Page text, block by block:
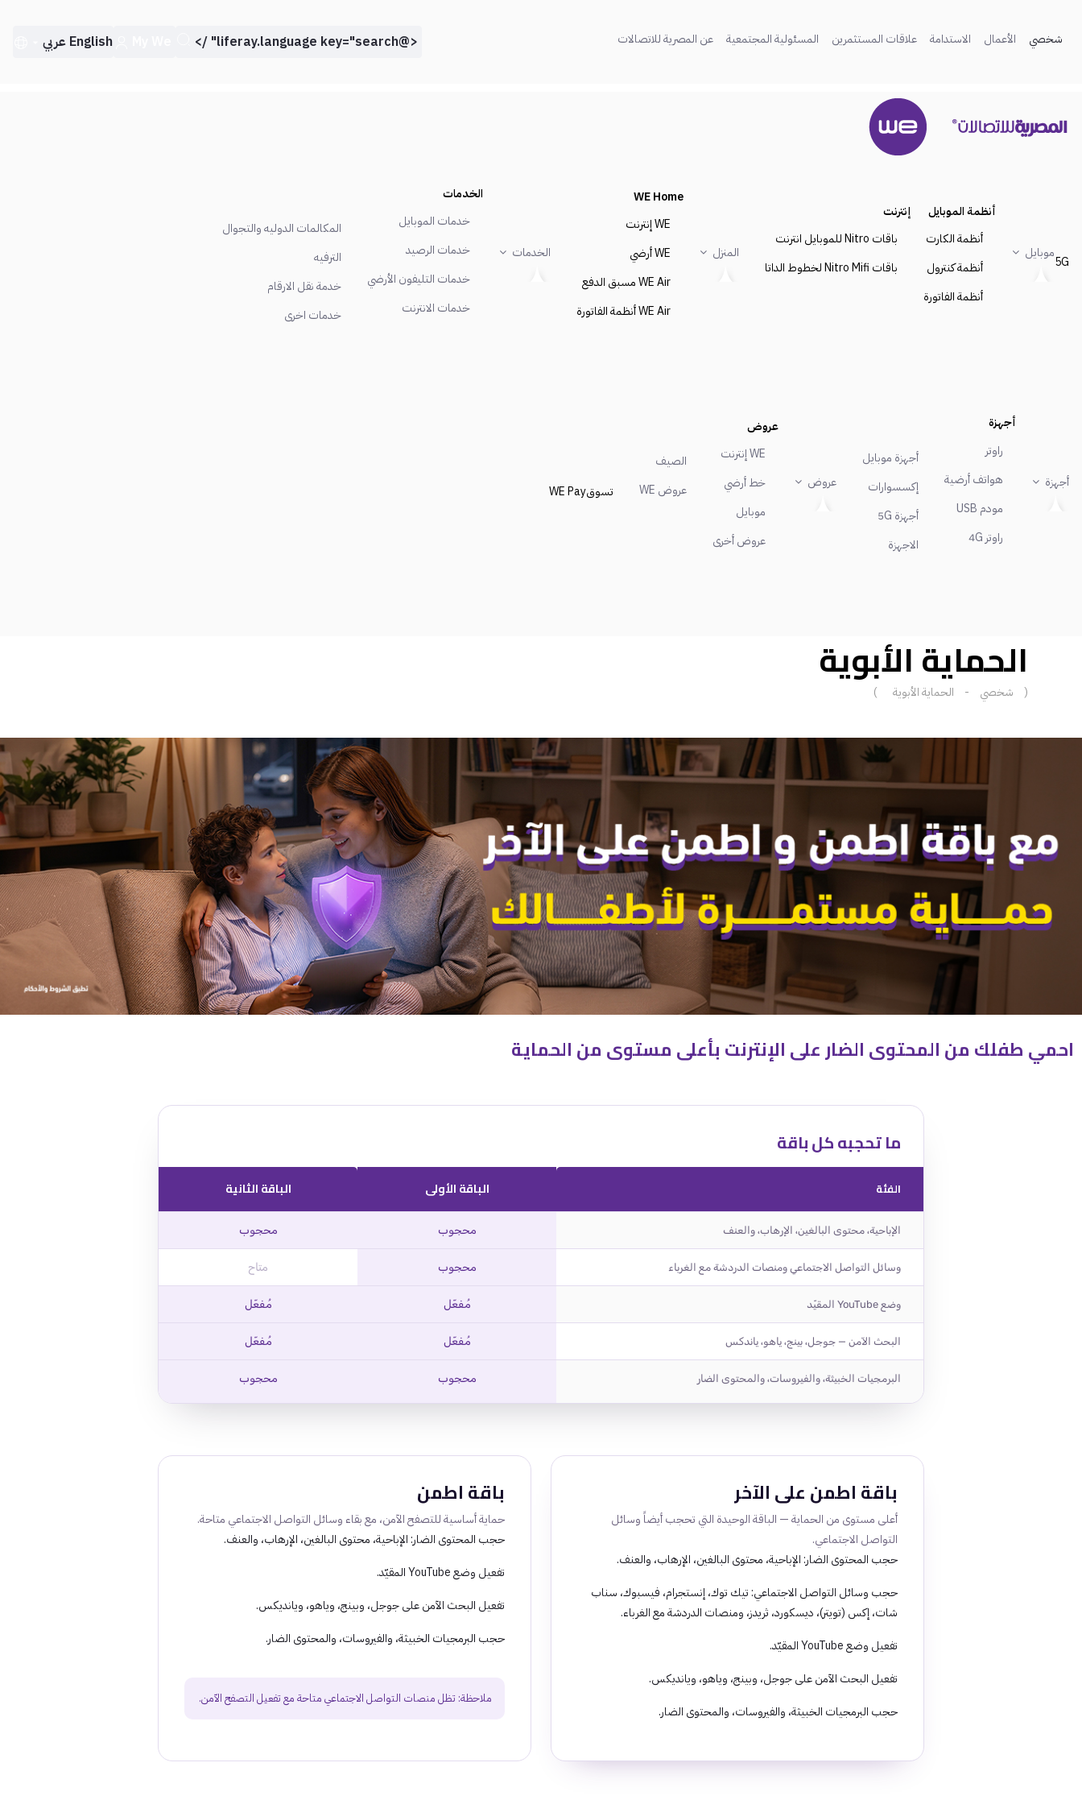
شخصي
الأعمال الاستدامة
(current) علاقات المستثمرين المسئولية المجتمعية
(current) عن المصرية للاتصالات <@liferay.language key="search" />
English عربي
5G
موبايل
أنظمة الموبايل
أنظمة الكارت
أنظمة كنترول
أنظمة الفاتورة
إنترنت
باقات Nitro للموبايل انترنت
باقات Nitro Mifi لخطوط الداتا
المنزل
WE Home
WE إنترنت
WE أرضي
WE Air مسبق الدفع
WE Air أنظمة الفاتورة
الخدمات
الخدمات
خدمات الموبايل
خدمات الرصيد
خدمات التليفون الأرضي
خدمات الانترنت
المكالمات الدوليه والتجوال
الترفيه
خدمة نقل الارقام
خدمات اخرى
أجهزة
أجهزة
راوتر
هواتف أرضية
مودم USB
راوتر 4G
أجهزة موبايل
إكسسوارات
أجهزة 5G
الاجهزة
عروض
عروض
WE إنترنت
خط أرضي
موبايل
عروض أخرى
الصيف
عروض WE
تسوقWE Pay
الحماية الأبوية
( شخصي - الحماية الأبوية )
احمي طفلك من المحتوى الضار على الإنترنت بأعلى مستوى من الحماية
ما تحجبه كل باقة
الفئة الباقة الأولى الباقة الثانية
الإباحية، محتوى البالغين، الإرهاب، والعنف محجوب محجوب
وسائل التواصل الاجتماعي ومنصات الدردشة مع الغرباء محجوب متاح
وضع YouTube المقيّد مُفعّل مُفعّل
البحث الآمن — جوجل، بينج، ياهو، ياندكس مُفعّل مُفعّل
البرمجيات الخبيثة، والفيروسات، والمحتوى الضار محجوب محجوب
باقة اطمن على الآخر
أعلى مستوى من الحماية — الباقة الوحيدة التي تحجب أيضاً وسائل
التواصل الاجتماعي.
حجب المحتوى الضار: الإباحية، محتوى البالغين، الإرهاب، والعنف.
حجب وسائل التواصل الاجتماعي: تيك توك، إنستجرام، فيسبوك، سناب
شات، إكس (تويتر)، ديسكورد، ثريدز، ومنصات الدردشة مع الغرباء.
تفعيل وضع YouTube المقيّد.
تفعيل البحث الآمن على جوجل، وبينج، وياهو، ويانديكس.
حجب البرمجيات الخبيثة، والفيروسات، والمحتوى الضار.
باقة اطمن
حماية أساسية للتصفح الآمن، مع بقاء وسائل التواصل الاجتماعي متاحة.
حجب المحتوى الضار: الإباحية، محتوى البالغين، الإرهاب، والعنف.
تفعيل وضع YouTube المقيّد.
تفعيل البحث الآمن على جوجل، وبينج، وياهو، ويانديكس.
حجب البرمجيات الخبيثة، والفيروسات، والمحتوى الضار.
ملاحظة: تظل منصات التواصل الاجتماعي متاحة مع تفعيل التصفح الآمن.